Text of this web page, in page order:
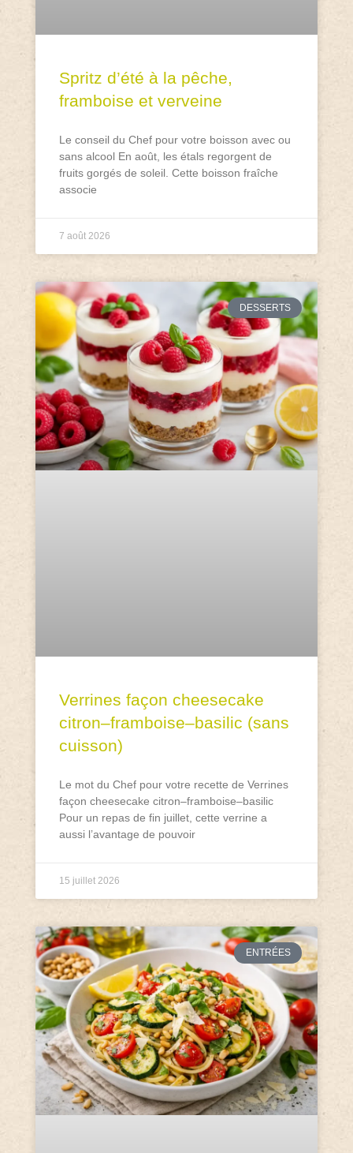
Spritz d’été à la pêche,
framboise et verveine
Le conseil du Chef pour votre boisson avec ou
sans alcool En août, les étals regorgent de
fruits gorgés de soleil. Cette boisson fraîche
associe
7 août 2026
DESSERTS
Verrines façon cheesecake
citron–framboise–basilic (sans
cuisson)
Le mot du Chef pour votre recette de Verrines
façon cheesecake citron–framboise–basilic
Pour un repas de fin juillet, cette verrine a
aussi l’avantage de pouvoir
15 juillet 2026
ENTRÉES